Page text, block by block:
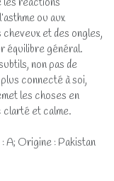
ou aux
et des ongles,
équilibre général.
non pas de
connecté à soi,
les choses en
clarté et calme.
A; Origine : Pakistan